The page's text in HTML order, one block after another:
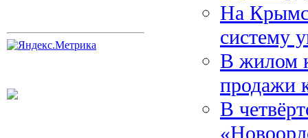
На
систему
В жилом
продажи
В